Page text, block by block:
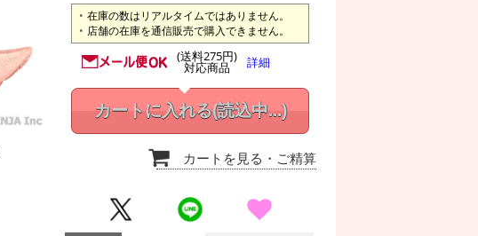
在庫の数はリアルタイムではありません。
店舗の在庫を通信販売で購入できません。
(送料275円)
対応商品 詳細
カートに入れる(読込中...)
カートを見る ・ご精算